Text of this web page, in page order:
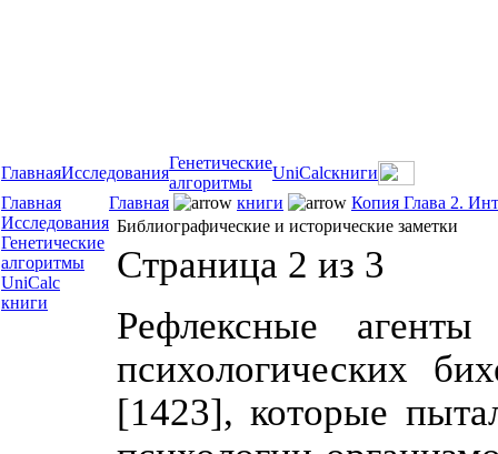
ГлавнаяИсследования
Генетические
алгоритмы
UniCalcкниги
Главная
Исследования
Генетические
алгоритмы
UniCalc
книги
Главная книги
Копия Глава 2.
Библиографические и исторические заметки
Страница 2 из 3
Рефлексные
психологических
[1423], которые